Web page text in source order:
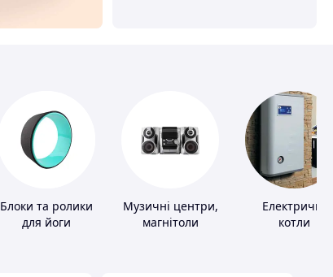
Блоки та ролики
для йоги
Музичні центри,
магнітоли
Електричні
котли